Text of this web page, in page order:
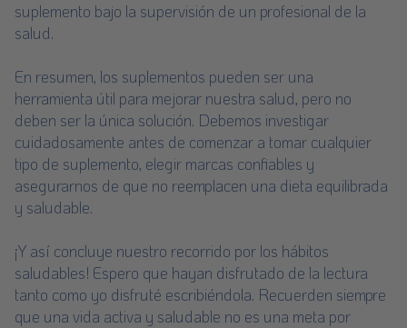
suplemento bajo la supervisión de un profesional de la
salud.
En resumen, los suplementos pueden ser una
herramienta útil para mejorar nuestra salud, pero no
deben ser la única solución. Debemos investigar
cuidadosamente antes de comenzar a tomar cualquier
tipo de suplemento, elegir marcas confiables y
asegurarnos de que no reemplacen una dieta equilibrada
y saludable.
¡Y así concluye nuestro recorrido por los hábitos
saludables! Espero que hayan disfrutado de la lectura
tanto como yo disfruté escribiéndola. Recuerden siempre
que una vida activa y saludable no es una meta por